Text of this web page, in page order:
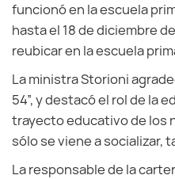
funcionó en la escuela
hasta el 18 de diciembre
reubicar en la escuela
La ministra Storioni
54”, y destacó el rol de la
trayecto educativo de los
sólo se viene a socializar,
La responsable de la